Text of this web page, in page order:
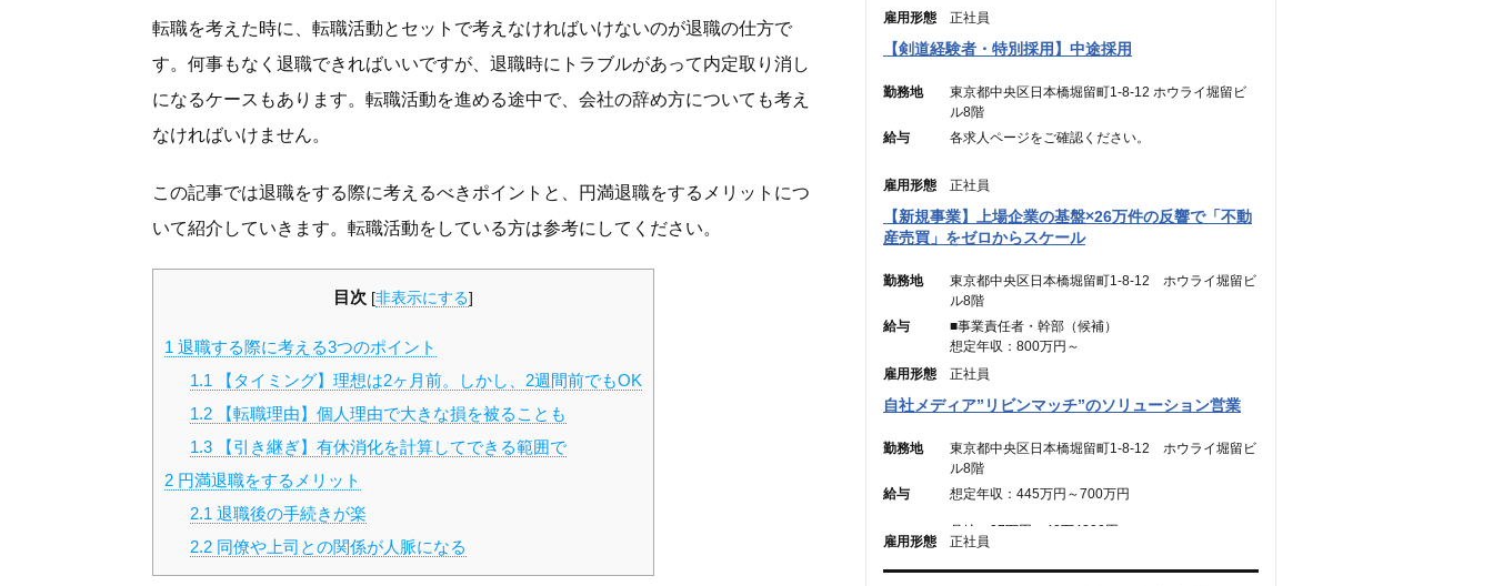
転職を考えた時に、転職活動とセットで考えなければいけないのが退職の仕方で
す。何事もなく退職できればいいですが、退職時にトラブルがあって内定取り消し
になるケースもあります。転職活動を進める途中で、会社の辞め方についても考え
なければいけません。
この記事では退職をする際に考えるべきポイントと、円満退職をするメリットにつ
いて紹介していきます。転職活動をしている方は参考にしてください。
目次 [非表示にする]
1 退職する際に考える3つのポイント
1.1 【タイミング】理想は2ヶ月前。しかし、2週間前でもOK
1.2【転職理由】個人理由で大きな損を被ることも
1.3【引き継ぎ】有休消化を計算してできる範囲で
2 円満退職をするメリット
2.1 退職後の手続きが楽
2.2同僚や上司との関係が人脈になる
通信手当： 3,000円（営業職のみ）
———————————
合計 ：300,000円 ＋ インセンティブ
雇用形態 正社員
【剣道経験者・特別採用】中途採用
勤務地
東京都中央区日本橋堀留町1-8-12 ホウライ堀留ビ
ル8階
給与
各求人ページをご確認ください。
雇用形態 正社員
【新規事業】上場企業の基盤×26万件の反響で「不動
産売買」をゼロからスケール
勤務地
東京都中央区日本橋堀留町1-8-12 ホウライ堀留ビ
ル8階
給与
■事業責任者・幹部（候補）
想定年収：800万円～
月給：48万4,900円～
（固定残業代：45時間分【12万5,600円～】含
※45時間を超える時間外労働分についての割増賃金
は別途追加支給
■メンバー・リーダー
月給：30.31万円～48.49万円
（固定残業代：45時間分【7万8,500円〜12万5,600
雇用形態 正社員
自社メディア”リビンマッチ”のソリューション営業
勤務地
東京都中央区日本橋堀留町1-8-12 ホウライ堀留ビ
ル8階
給与
想定年収：445万円～700万円
月給：27万円～42万4300円
（固定残業代：45時間分【7万円～10万9900
円】）
雇用形態 正社員